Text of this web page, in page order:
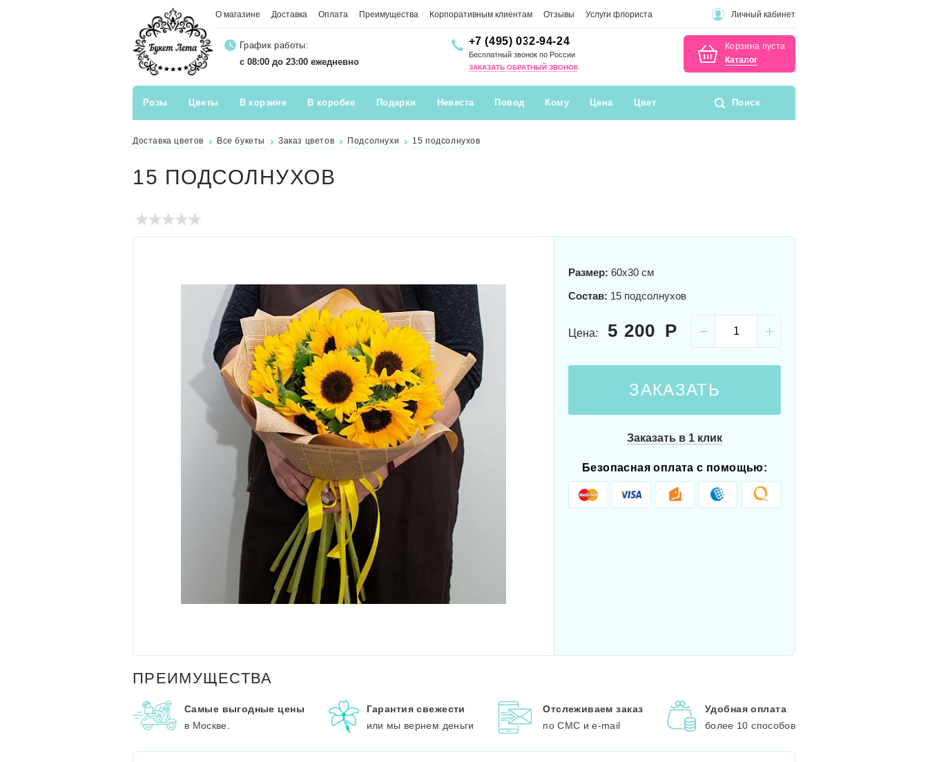
О магазине Доставка Оплата Преимущества Корпоративным клиентам Отзывы Услуги флориста Личный кабинет
График работы:
с 08:00 до 23:00 ежедневно
+7 (495) 032-94-24
Бесплатный звонок по России
ЗАКАЗАТЬ ОБРАТНЫЙ ЗВОНОК
Корзина пуста
Каталог
Розы Цветы В корзине В коробке Подарки Невеста Повод Кому Цена Цвет Поиск
Доставка цветов Все букеты Заказ цветов Подсолнухи 15 подсолнухов
15 ПОДСОЛНУХОВ
Размер: 60x30 см
Состав: 15 подсолнухов
Цена: 5 200
ЗАКАЗАТЬ
Заказать в 1 клик
Безопасная оплата с помощью:
ПРЕИМУЩЕСТВА
Самые выгодные цены
в Москве.
Гарантия свежести
или мы вернем деньги
Отслеживаем заказ
по СМС и e-mail
Удобная оплата
более 10 способов